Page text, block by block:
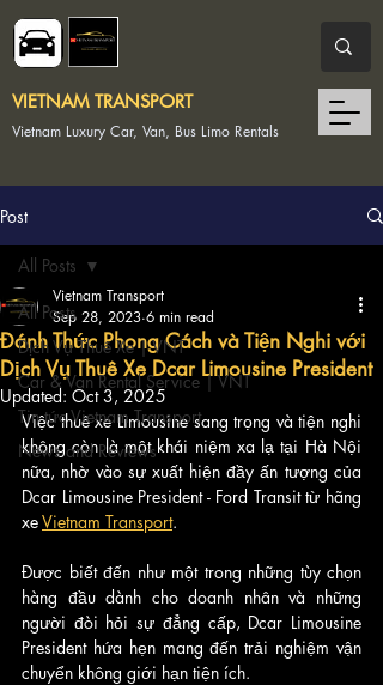
Vietnam Luxury Car, Van, Bus Limo Rentals
VIETNAM TRANSPORT
Post
All Posts
Dịch Vụ Thuê Xe | VNT
Car & Van Rental Service | VNT
Tin tức Vietnam Transport
News and Reviews
All Posts
Đánh Thức Phong Cách và Tiện Nghi với
Dịch Vụ Thuê Xe Dcar Limousine President
Vietnam Transport
Sep 28, 2023 6 min read
Updated:Oct 3, 2025
Việc thuê xe Limousine sang trọng và tiện nghi
không còn là một khái niệm xa lạ tại Hà Nội
nữa, nhờ vào sự xuất hiện đầy ấn tượng của
Dcar Limousine President - Ford Transit từ hãng
xe Vietnam Transport.
Được biết đến như một trong những tùy chọn
hàng đầu dành cho doanh nhân và những
người đòi hỏi sự đẳng cấp, Dcar Limousine
President hứa hẹn mang đến trải nghiệm vận
chuyển không giới hạn tiện ích.